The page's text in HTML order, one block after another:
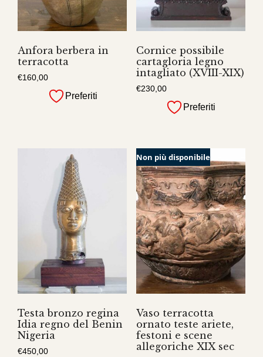
Anfora berbera in
terracotta
€160,00
Preferiti
Cornice possibile
cartagloria legno
intagliato (XVIII-XIX)
€230,00
Preferiti
Testa bronzo regina
Idia regno del Benin
Nigeria
€450,00
Non più disponibile
Vaso terracotta
ornato teste ariete,
festoni e scene
allegoriche XIX sec